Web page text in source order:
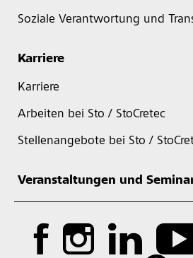
Soziale Verantwortung und
Karriere
Karriere
Arbeiten bei Sto / StoCretec
Stellenangebote bei Sto /
Veranstaltungen und